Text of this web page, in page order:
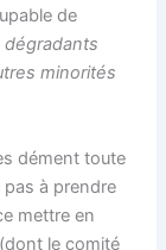
de
minorités
dément toute
pas à prendre
mettre en
le comité